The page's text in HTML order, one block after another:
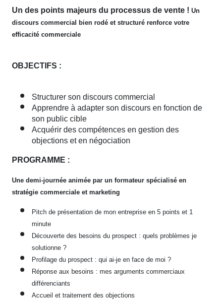
Un des points majeurs du processus de vente !Un
discours commercial bien rodé et structuré renforce votre
efficacité commerciale
OBJECTIFS :
Structurer son discours commercial
Apprendre à adapter son discours en fonction de
son public cible
Acquérir des compétences en gestion des
objections et en négociation
PROGRAMME :
Une demi-journée animée par un formateur spécialisé en
stratégie commerciale et marketing
Pitch de présentation de mon entreprise en 5 points et 1
minute
Découverte des besoins du prospect : quels problèmes je
solutionne ?
Profilage du prospect : qui ai-je en face de moi ?
Réponse aux besoins : mes arguments commerciaux
différenciants
Accueil et traitement des objections